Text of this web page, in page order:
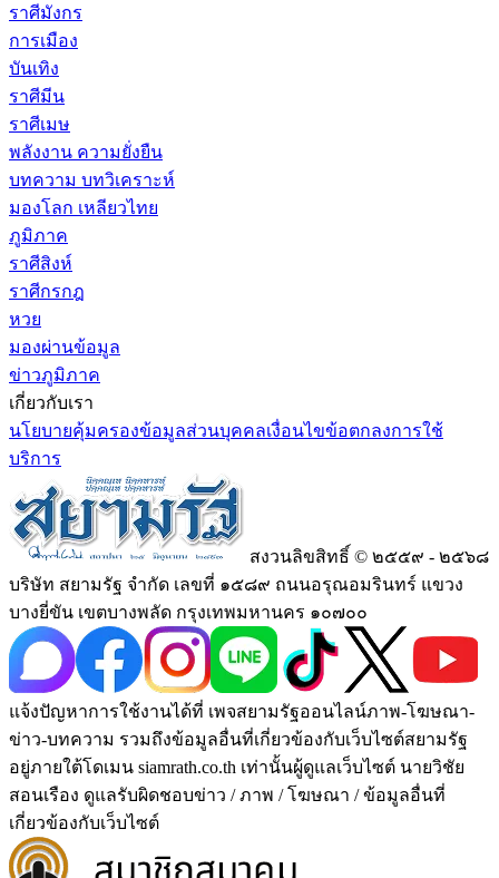
ราศีมังกร
การเมือง
บันเทิง
ราศีมีน
ราศีเมษ
พลังงาน ความยั่งยืน
บทความ บทวิเคราะห์
มองโลก เหลียวไทย
ภูมิภาค
ราศีสิงห์
ราศีกรกฎ
หวย
มองผ่านข้อมูล
ข่าวภูมิภาค
เกี่ยวกับเรา
นโยบายคุ้มครองข้อมูลส่วนบุคคลเงื่อนไขข้อตกลงการใช้
บริการ
สงวนลิขสิทธิ์ © ๒๕๕๙ - ๒๕๖๘
บริษัท สยามรัฐ จำกัด เลขที่ ๑๕๘๙ ถนนอรุณอมรินทร์ แขวง
บางยี่ขัน เขตบางพลัด กรุงเทพมหานคร ๑๐๗๐๐
แจ้งปัญหาการใช้งานได้ที่ เพจสยามรัฐออนไลน์ภาพ-โฆษณา-
ข่าว-บทความ รวมถึงข้อมูลอื่นที่เกี่ยวข้องกับเว็บไซต์สยามรัฐ
อยู่ภายใต้โดเมน siamrath.co.th เท่านั้นผู้ดูแลเว็บไซต์ นายวิชัย
สอนเรือง ดูแลรับผิดชอบข่าว / ภาพ / โฆษณา / ข้อมูลอื่นที่
เกี่ยวข้องกับเว็บไซต์